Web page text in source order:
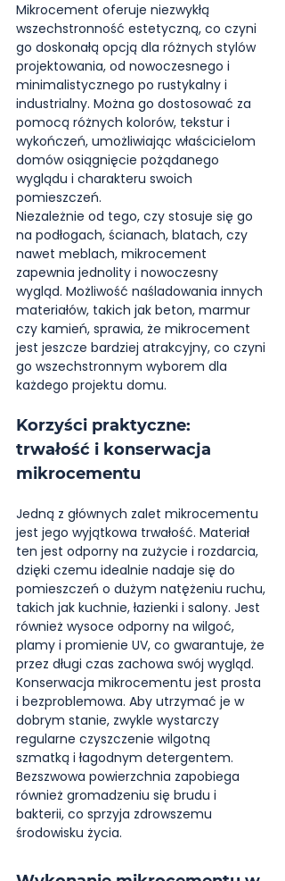
Mikrocement oferuje niezwykłą
wszechstronność estetyczną, co czyni
go doskonałą opcją dla różnych stylów
projektowania, od nowoczesnego i
minimalistycznego po rustykalny i
industrialny. Można go dostosować za
pomocą różnych kolorów, tekstur i
wykończeń, umożliwiając właścicielom
domów osiągnięcie pożądanego
wyglądu i charakteru swoich
pomieszczeń.
Niezależnie od tego, czy stosuje się go
na podłogach, ścianach, blatach, czy
nawet meblach, mikrocement
zapewnia jednolity i nowoczesny
wygląd. Możliwość naśladowania innych
materiałów, takich jak beton, marmur
czy kamień, sprawia, że mikrocement
jest jeszcze bardziej atrakcyjny, co czyni
go wszechstronnym wyborem dla
każdego projektu domu.
Korzyści praktyczne:
trwałość i konserwacja
mikrocementu
Jedną z głównych zalet mikrocementu
jest jego wyjątkowa trwałość. Materiał
ten jest odporny na zużycie i rozdarcia,
dzięki czemu idealnie nadaje się do
pomieszczeń o dużym natężeniu ruchu,
takich jak kuchnie, łazienki i salony. Jest
również wysoce odporny na wilgoć,
plamy i promienie UV, co gwarantuje, że
przez długi czas zachowa swój wygląd.
Konserwacja mikrocementu jest prosta
i bezproblemowa. Aby utrzymać je w
dobrym stanie, zwykle wystarczy
regularne czyszczenie wilgotną
szmatką i łagodnym detergentem.
Bezszwowa powierzchnia zapobiega
również gromadzeniu się brudu i
bakterii, co sprzyja zdrowszemu
środowisku życia.